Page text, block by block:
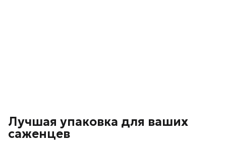
Лучшая упаковка для ваших
саженцев